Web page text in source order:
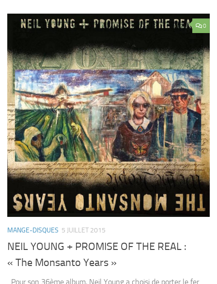
0
MANGE-DISQUES 5 JUILLET 2015
NEIL YOUNG + PROMISE OF THE REAL :
« The Monsanto Years »
Pour son 36ème album, Neil Young a choisi de porter le fer